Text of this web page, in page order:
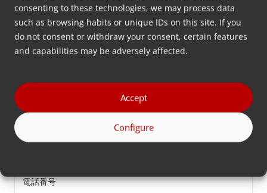
consenting to these technologies, we may process data
such as browsing habits or unique IDs on this site. If you
do not consent or withdraw your consent, certain features
and capabilities may be adversely affected.
Accept
Configure
*
姓
*
社
名
*
Email
*
話